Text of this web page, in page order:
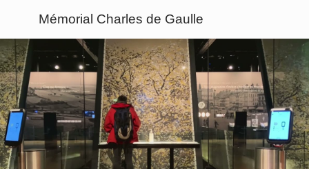
Mémorial Charles de Gaulle